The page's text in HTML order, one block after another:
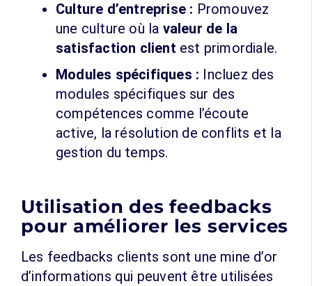
Culture d’entreprise : Promouvez
une culture où la valeur de la
satisfaction client est primordiale.
Modules spécifiques : Incluez des
modules spécifiques sur des
compétences comme l’écoute
active, la résolution de conflits et la
gestion du temps.
Utilisation des feedbacks
pour améliorer les services
Les feedbacks clients sont une mine d’or
d’informations qui peuvent être utilisées